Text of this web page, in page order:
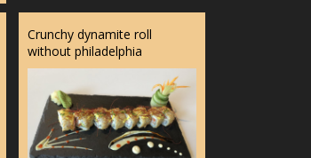
Crunchy dynamite roll
without philadelphia